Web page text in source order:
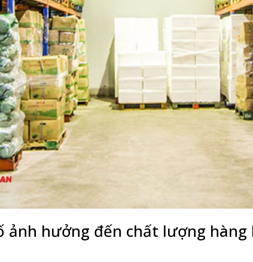
ảnh hưởng đến chất lượng